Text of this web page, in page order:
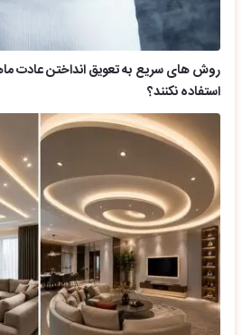
روش های سریع به تعویق انداختن عادت
استفاده نکنند؟